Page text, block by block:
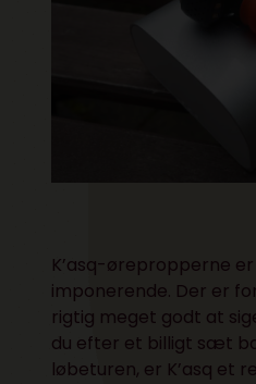
K’asq-ørepropperne
imponerende. Der er
rigtig meget godt at
du efter et billigt sæt
løbeturen, er K’asq et